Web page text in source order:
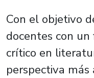
Con el objetivo
docentes con
crítico en
perspectiva